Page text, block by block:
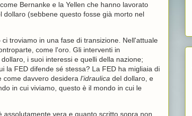
Bernanke e la Yellen che hanno lavorato
(sebbene questo fosse già morto nel
troviamo in una fase di transizione. Nell'attuale
come l'oro. Gli interventi in
i suoi interessi e quelli della nazione;
la FED difende sé stessa? La FED ha migliaia di
come davvero desidera l'idraulica del dollaro, e
in cui viviamo, questo è il mondo in cui le
assolutamente vera e quanto scritto sopra non